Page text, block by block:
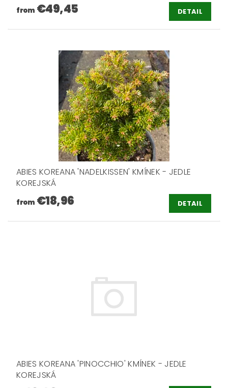
from €49,45 DETAIL
ABIES KOREANA 'NADELKISSEN' KMÍNEK - JEDLE
KOREJSKÁ
from €18,96 DETAIL
ABIES KOREANA 'PINOCCHIO' KMÍNEK - JEDLE
KOREJSKÁ